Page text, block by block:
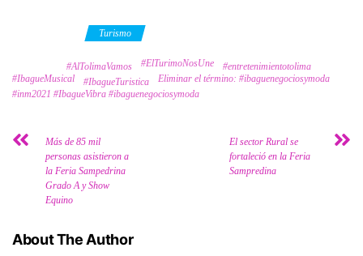
Turismo
#AlTolimaVamos #ElTurimoNosUne
#entretenimientotolima
#IbagueMusical
#IbagueTuristica
Eliminar el término: #ibaguenegociosymoda
#inm2021 #IbagueVibra #ibaguenegociosymoda
Más de 85 mil
personas asistieron a
la Feria Sampedrina
Grado A y Show
Equino
El sector Rural se
fortaleció en la Feria
Sampredina
About The Author